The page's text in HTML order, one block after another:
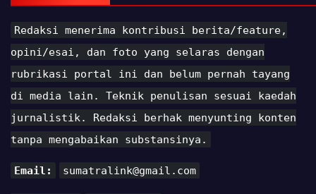
Redaksi menerima kontribusi berita/feature,
opini/esai, dan foto yang selaras dengan
rubrikasi portal ini dan belum pernah tayang
di media lain. Teknik penulisan sesuai kaedah
jurnalistik. Redaksi berhak menyunting konten
tanpa mengabaikan substansinya.
Email: sumatralink@gmail.com